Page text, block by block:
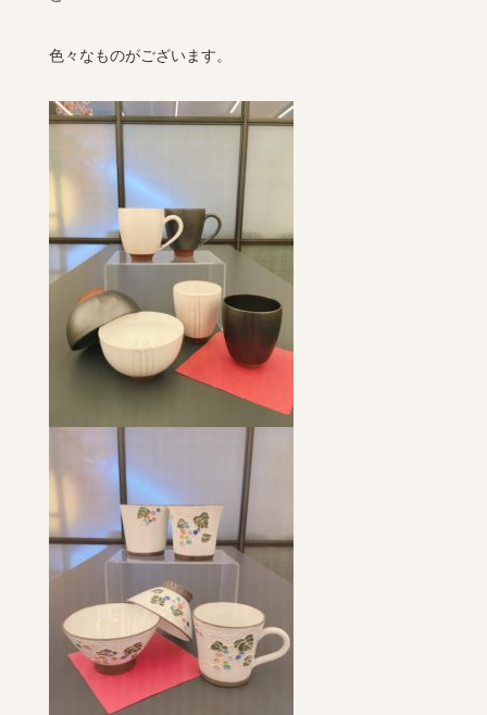
色々なものがございます。